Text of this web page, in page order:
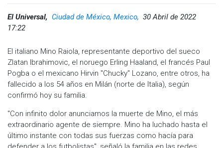
El Universal, Ciudad de México, Mexico, 30 Abril de 2022
17:22
El italiano Mino Raiola, representante deportivo del sueco
Zlatan Ibrahimovic, el noruego Erling Haaland, el francés Paul
Pogba o el mexicano Hirvin "Chucky" Lozano, entre otros, ha
fallecido a los 54 años en Milán (norte de Italia), según
confirmó hoy su familia.
"Con infinito dolor anunciamos la muerte de Mino, el más
extraordinario agente de siempre. Mino ha luchado hasta el
último instante con todas sus fuerzas como hacía para